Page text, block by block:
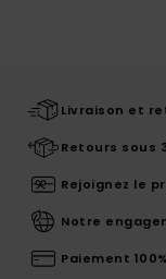
Livraison et
Retours sous
Rejoignez le
Notre
Paiement